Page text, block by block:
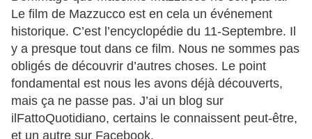
Le film de Mazzucco est en cela un événement
historique. C’est l’encyclopédie du 11-Septembre. Il
y a presque tout dans ce film. Nous ne sommes pas
obligés de découvrir d’autres choses. Le point
fondamental est nous les avons déjà découverts,
mais ça ne passe pas. J’ai un blog sur
ilFattoQuotidiano, certains le connaissent peut-être,
et un autre sur Facebook.